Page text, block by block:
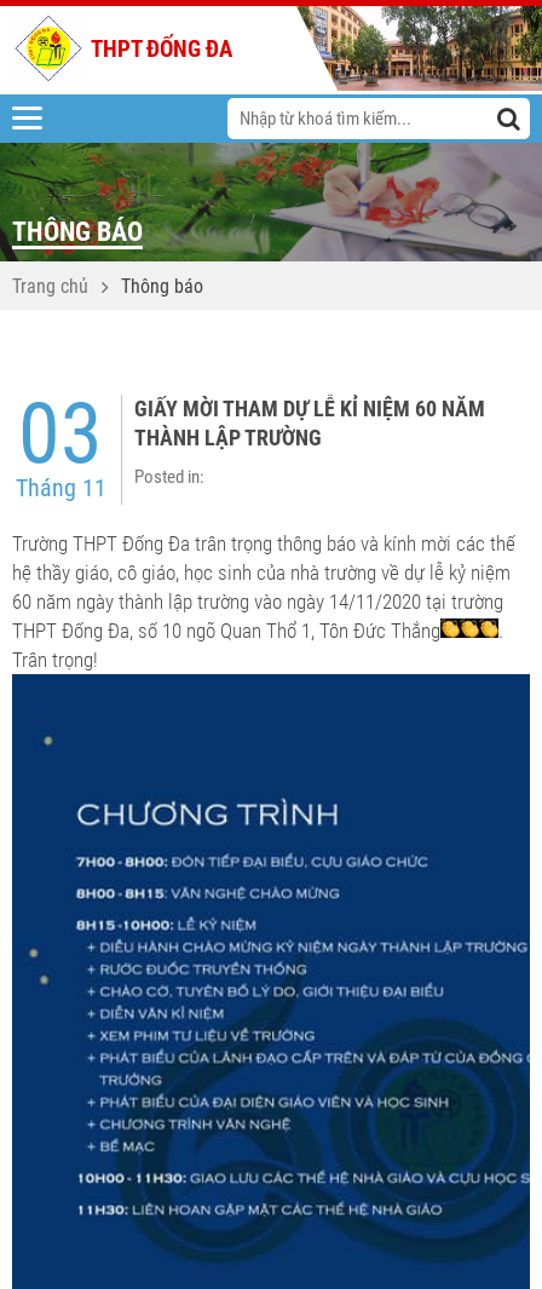
THPT ĐỐNG ĐA
THÔNG BÁO
Trang chủ Thông báo
03
Tháng 11
GIẤY MỜI THAM DỰ LỄ KỈ NIỆM 60 NĂM
THÀNH LẬP TRƯỜNG
Posted in:
Trường THPT Đống Đa trân trọng thông báo và kính mời các thế
hệ thầy giáo, cô giáo, học sinh của nhà trường về dự lễ kỷ niệm
60 năm ngày thành lập trường vào ngày 14/11/2020 tại trường
THPT Đống Đa, số 10 ngõ Quan Thổ 1, Tôn Đức Thắng
.
Trân trọng!